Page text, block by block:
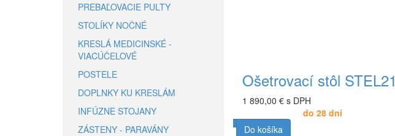
PREBAĽOVACIE PULTY
STOLÍKY NOČNÉ
KRESLÁ MEDICINSKÉ -
VIACÚČELOVÉ
POSTELE
DOPLNKY KU KRESLÁM
INFÚZNE STOJANY
ZÁSTENY - PARAVÁNY
Ošetrovací stôl STEL21
1 890,00 € s DPH
do 28 dní
Do košíka